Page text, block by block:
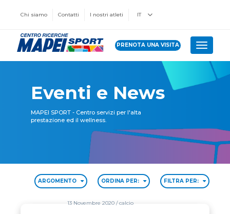
Chi siamo Contatti I nostri atleti IT
PRENOTA UNA VISITA Toggle
Eventi e News
MAPEI SPORT - Centro servizi per l'alta
prestazione ed il wellness.
ARGOMENTO ORDINA PER: FILTRA PER:
13 Novembre 2020/ calcio